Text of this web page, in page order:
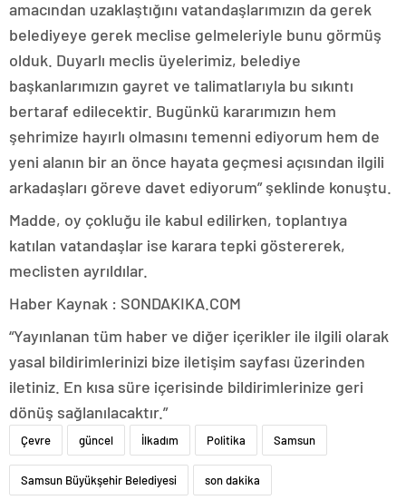
amacından uzaklaştığını vatandaşlarımızın da gerek
belediyeye gerek meclise gelmeleriyle bunu görmüş
olduk. Duyarlı meclis üyelerimiz, belediye
başkanlarımızın gayret ve talimatlarıyla bu sıkıntı
bertaraf edilecektir. Bugünkü kararımızın hem
şehrimize hayırlı olmasını temenni ediyorum hem de
yeni alanın bir an önce hayata geçmesi açısından ilgili
arkadaşları göreve davet ediyorum” şeklinde konuştu.
Madde, oy çokluğu ile kabul edilirken, toplantıya
katılan vatandaşlar ise karara tepki göstererek,
meclisten ayrıldılar.
Haber Kaynak : SONDAKIKA.COM
“Yayınlanan tüm haber ve diğer içerikler ile ilgili olarak
yasal bildirimlerinizi bize iletişim sayfası üzerinden
iletiniz. En kısa süre içerisinde bildirimlerinize geri
dönüş sağlanılacaktır.”
Çevre güncel İlkadım Politika Samsun
Samsun Büyükşehir Belediyesi son dakika